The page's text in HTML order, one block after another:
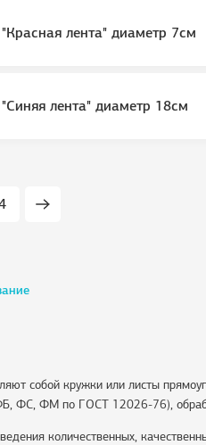
лента" диаметр 7см
лента" диаметр 18см
собой кружки или листы
ФС, ФМ по ГОСТ 12026-76),
количественных,